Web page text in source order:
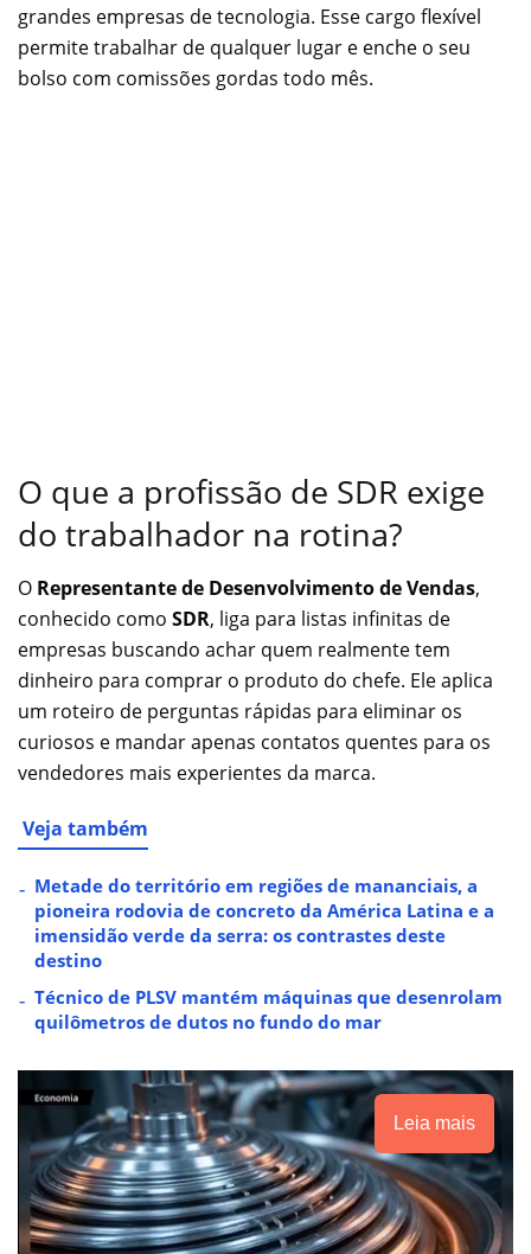
grandes empresas de tecnologia. Esse cargo flexível
permite trabalhar de qualquer lugar e enche o seu
bolso com comissões gordas todo mês.
O que a profissão de SDR exige
do trabalhador na rotina?
O Representante de Desenvolvimento de Vendas,
conhecido como SDR, liga para listas infinitas de
empresas buscando achar quem realmente tem
dinheiro para comprar o produto do chefe. Ele aplica
um roteiro de perguntas rápidas para eliminar os
curiosos e mandar apenas contatos quentes para os
vendedores mais experientes da marca.
Veja também
Metade do território em regiões de mananciais, a
pioneira rodovia de concreto da América Latina e a
imensidão verde da serra: os contrastes deste
destino
Técnico de PLSV mantém máquinas que desenrolam
quilômetros de dutos no fundo do mar
Leia mais